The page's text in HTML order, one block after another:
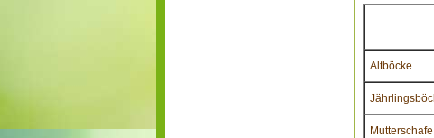
Altböcke
Mutterschafe